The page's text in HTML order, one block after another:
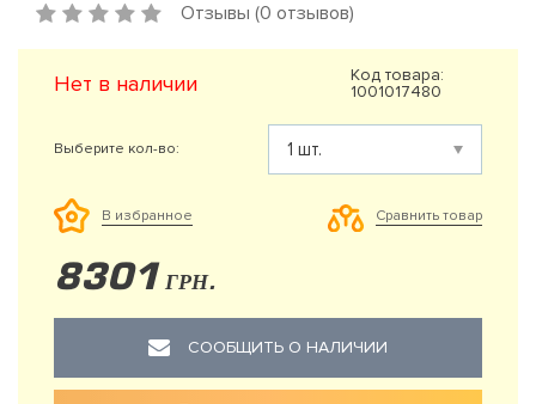
Отзывы (0 отзывов)
Нет в наличии
Код товара:
1001017480
Выберите кол-во:
В избранное Сравнить товар
8301 ГРН.
СООБЩИТЬ О НАЛИЧИИ